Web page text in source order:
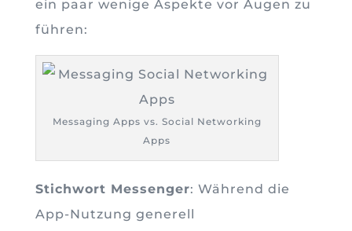
ein paar wenige Aspekte vor Augen zu
führen:
Messaging Apps vs. Social Networking
Apps
Stichwort Messenger: Während die
App-Nutzung generell